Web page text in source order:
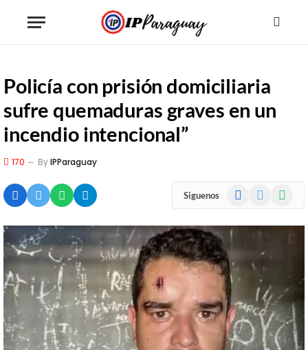
Policía con prisión domiciliaria
sufre quemaduras graves en un
incendio intencional”
170 ByIPParaguay
Siguenos Facebook